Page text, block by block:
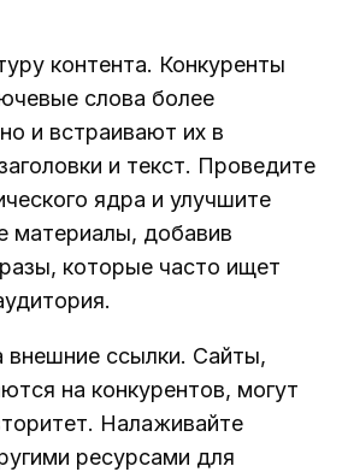
контента. Конкуренты
слова более
и встраивают их в
и текст. Проведите
ядра и улучшите
материалы, добавив
которые часто ищет
внешние ссылки. Сайты,
на конкурентов, могут
Налаживайте
ресурсами для